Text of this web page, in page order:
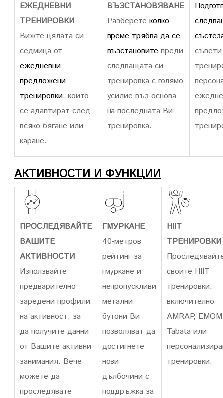
ЕЖЕДНЕВНИ
ТРЕНИРОВКИ
Вижте цялата си
седмица от
ежедневни
предложени
тренировки, които
се адаптират след
всяко бягане или
каране.
ВЪЗСТАНОВЯВАНЕ
Разберете колко
време трябва да се
възстановите преди
следващата си
тренировка с голямо
усилие въз основа
на последната Ви
тренировка.
АКТИВНОСТИ И ФУНКЦИИ
ПРОСЛЕДЯВАЙТЕ
ВАШИТЕ
АКТИВНОСТИ
Използвайте
предварително
заредени профили
на активност, за
да получите данни
от Вашите активни
занимания. Вече
можете да
проследявате
ГМУРКАНЕ
40-метров
рейтинг за
гмуркане и
непропускливи
метални
бутони Ви
позволяват да
достигнете
нови
дълбочини с
поддръжка за
HIIT
ТРЕНИРОВКИ
своите HIIT
тренировки,
включително
AMRAP,
Tabata или
тренировки.